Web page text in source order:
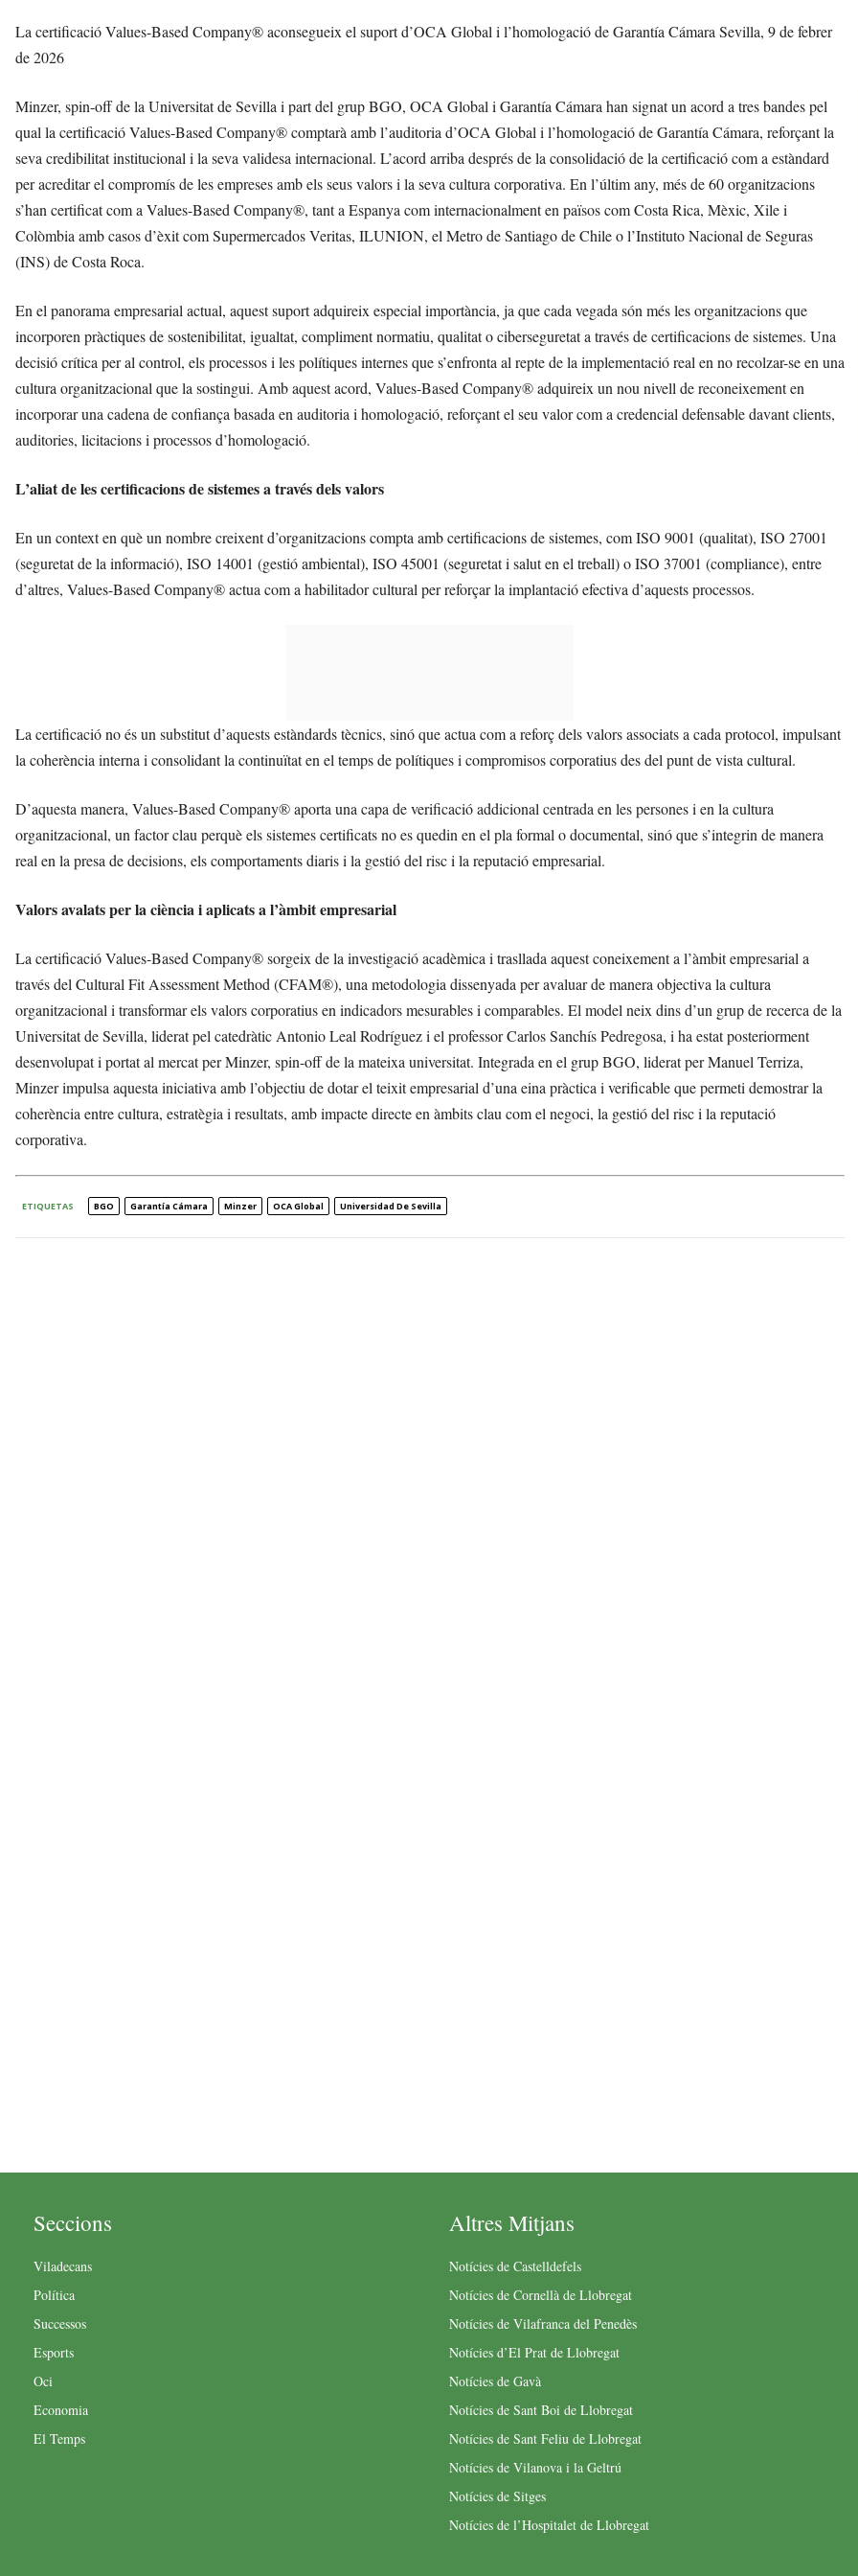
La certificació Values-Based Company® aconsegueix el suport d’OCA Global i l’homologació de Garantía Cámara Sevilla, 9 de febrer
de 2026
Minzer, spin-off de la Universitat de Sevilla i part del grup BGO, OCA Global i Garantía Cámara han signat un acord a tres bandes pel
qual la certificació Values-Based Company® comptarà amb l’auditoria d’OCA Global i l’homologació de Garantía Cámara, reforçant la
seva credibilitat institucional i la seva validesa internacional. L’acord arriba després de la consolidació de la certificació com a estàndard
per acreditar el compromís de les empreses amb els seus valors i la seva cultura corporativa. En l’últim any, més de 60 organitzacions
s’han certificat com a Values-Based Company®, tant a Espanya com internacionalment en països com Costa Rica, Mèxic, Xile i
Colòmbia amb casos d’èxit com Supermercados Veritas, ILUNION, el Metro de Santiago de Chile o l’Instituto Nacional de Seguras
(INS) de Costa Roca.
En el panorama empresarial actual, aquest suport adquireix especial importància, ja que cada vegada són més les organitzacions que
incorporen pràctiques de sostenibilitat, igualtat, compliment normatiu, qualitat o ciberseguretat a través de certificacions de sistemes. Una
decisió crítica per al control, els processos i les polítiques internes que s’enfronta al repte de la implementació real en no recolzar-se en una
cultura organitzacional que la sostingui. Amb aquest acord, Values-Based Company® adquireix un nou nivell de reconeixement en
incorporar una cadena de confiança basada en auditoria i homologació, reforçant el seu valor com a credencial defensable davant clients,
auditories, licitacions i processos d’homologació.
L’aliat de les certificacions de sistemes a través dels valors
En un context en què un nombre creixent d’organitzacions compta amb certificacions de sistemes, com ISO 9001 (qualitat), ISO 27001
(seguretat de la informació), ISO 14001 (gestió ambiental), ISO 45001 (seguretat i salut en el treball) o ISO 37001 (compliance), entre
d’altres, Values-Based Company® actua com a habilitador cultural per reforçar la implantació efectiva d’aquests processos.
La certificació no és un substitut d’aquests estàndards tècnics, sinó que actua com a reforç dels valors associats a cada protocol, impulsant
la coherència interna i consolidant la continuïtat en el temps de polítiques i compromisos corporatius des del punt de vista cultural.
D’aquesta manera, Values-Based Company® aporta una capa de verificació addicional centrada en les persones i en la cultura
organitzacional, un factor clau perquè els sistemes certificats no es quedin en el pla formal o documental, sinó que s’integrin de manera
real en la presa de decisions, els comportaments diaris i la gestió del risc i la reputació empresarial.
Valors avalats per la ciència i aplicats a l’àmbit empresarial
La certificació Values-Based Company® sorgeix de la investigació acadèmica i trasllada aquest coneixement a l’àmbit empresarial a
través del Cultural Fit Assessment Method (CFAM®), una metodologia dissenyada per avaluar de manera objectiva la cultura
organitzacional i transformar els valors corporatius en indicadors mesurables i comparables. El model neix dins d’un grup de recerca de la
Universitat de Sevilla, liderat pel catedràtic Antonio Leal Rodríguez i el professor Carlos Sanchís Pedregosa, i ha estat posteriorment
desenvolupat i portat al mercat per Minzer, spin-off de la mateixa universitat. Integrada en el grup BGO, liderat per Manuel Terriza,
Minzer impulsa aquesta iniciativa amb l’objectiu de dotar el teixit empresarial d’una eina pràctica i verificable que permeti demostrar la
coherència entre cultura, estratègia i resultats, amb impacte directe en àmbits clau com el negoci, la gestió del risc i la reputació
corporativa.
ETIQUETAS BGO Garantía Cámara Minzer OCA Global Universidad De Sevilla
Seccions
Viladecans
Política
Successos
Esports
Oci
Economia
El Temps
Altres Mitjans
Notícies de Castelldefels
Notícies de Cornellà de Llobregat
Notícies de Vilafranca del Penedès
Notícies d’El Prat de Llobregat
Notícies de Gavà
Notícies de Sant Boi de Llobregat
Notícies de Sant Feliu de Llobregat
Notícies de Vilanova i la Geltrú
Notícies de Sitges
Notícies de l’Hospitalet de Llobregat